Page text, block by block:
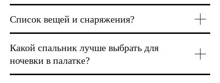
Список вещей и снаряжения?
Какой спальник лучше выбрать для
ночевки в палатке?